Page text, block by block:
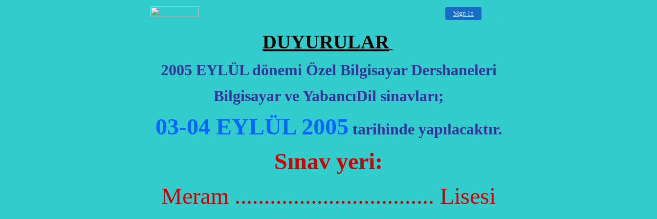
Sign In Sign-Up
DUYURULAR
2005 EYLÜL dönemi Özel Bilgisayar Dershaneleri
Bilgisayar ve YabancıDil sinavları;
03-04 EYLÜL 2005 tarihinde yapılacaktır.
Sınav yeri:
Meram .................................. Lisesi